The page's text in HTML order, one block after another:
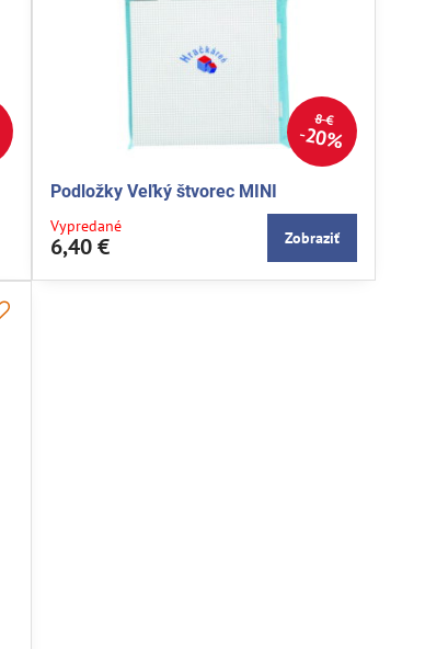
8 €
20%
Podložky Veľký štvorec MINI
Vypredané
6,40 € Zobraziť